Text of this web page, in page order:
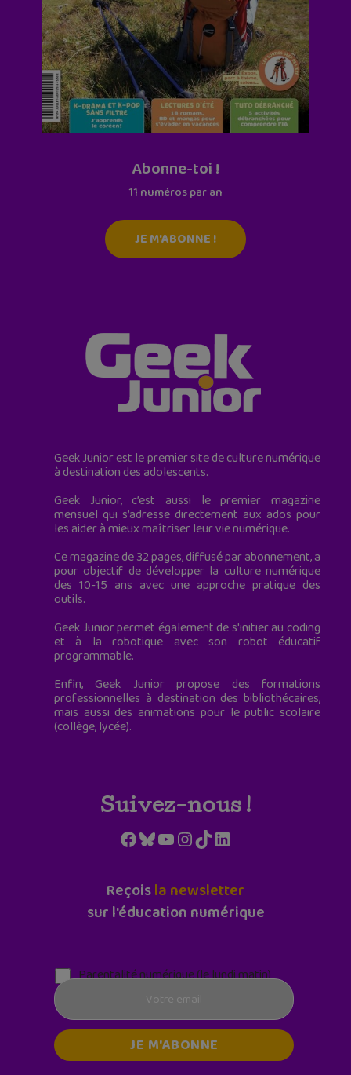
Abonne-toi !
11 numéros par an
JE M'ABONNE !
Geek Junior est le premier site de culture numérique
à destination des adolescents.
Geek Junior, c’est aussi le premier magazine
mensuel qui s’adresse directement aux ados pour
les aider à mieux maîtriser leur vie numérique.
Ce magazine de 32 pages, diffusé par abonnement, a
pour objectif de développer la culture numérique
des 10-15 ans avec une approche pratique des
outils.
Geek Junior permet également de s'initier au coding
et à la robotique avec son robot éducatif
programmable.
Enfin, Geek Junior propose des formations
professionnelles à destination des bibliothécaires,
mais aussi des animations pour le public scolaire
(collège, lycée).
Suivez-nous !
Facebook
Bluesky
YouTube
Instagram
TikTokLinkedIn
Reçoisla newsletter
sur l'éducation numérique
Parentalité numérique (le lundi matin)